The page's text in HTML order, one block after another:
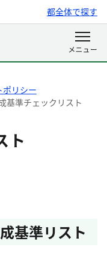
都全体で探す
ポリシー
基準チェックリスト
ト
基準リスト